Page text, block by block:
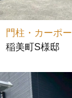
門柱・カーポ
稲美町S様邸